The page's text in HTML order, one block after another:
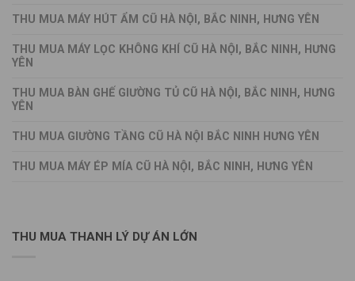
THU MUA MÁY HÚT ẨM CŨ HÀ NỘI, BẮC NINH, HƯNG YÊN
THU MUA MÁY LỌC KHÔNG KHÍ CŨ HÀ NỘI, BẮC NINH, HƯNG
YÊN
THU MUA BÀN GHẾ GIƯỜNG TỦ CŨ HÀ NỘI, BẮC NINH, HƯNG
YÊN
THU MUA GIƯỜNG TẦNG CŨ HÀ NỘI BẮC NINH HƯNG YÊN
THU MUA MÁY ÉP MÍA CŨ HÀ NỘI, BẮC NINH, HƯNG YÊN
THU MUA THANH LÝ DỰ ÁN LỚN